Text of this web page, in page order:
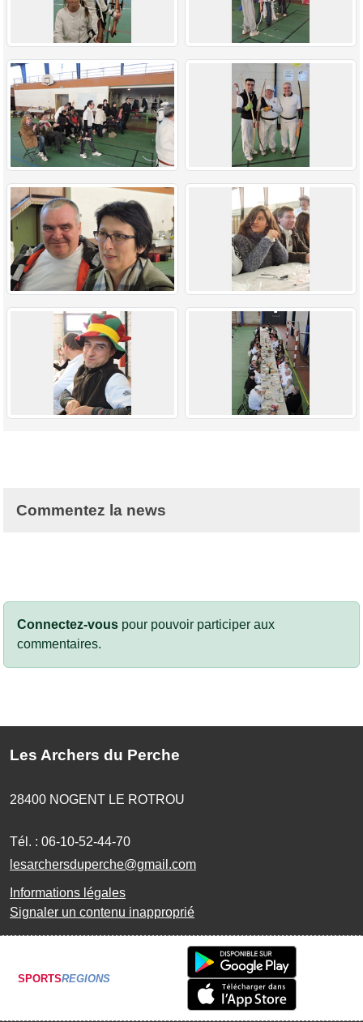
Commentez la news
Connectez-vous pour pouvoir participer aux
commentaires.
Les Archers du Perche
28400 NOGENT LE ROTROU
Tél. : 06-10-52-44-70
lesarchersduperche@gmail.com
Informations légales
Signaler un contenu inapproprié
SPORTSREGIONS